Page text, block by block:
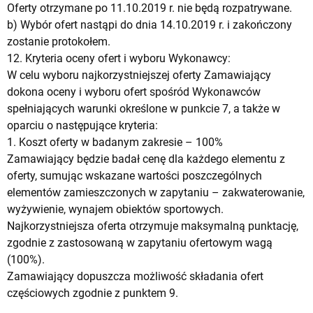
Oferty otrzymane po 11.10.2019 r. nie będą rozpatrywane.
b) Wybór ofert nastąpi do dnia 14.10.2019 r. i zakończony
zostanie protokołem.
12. Kryteria oceny ofert i wyboru Wykonawcy:
W celu wyboru najkorzystniejszej oferty Zamawiający
dokona oceny i wyboru ofert spośród Wykonawców
spełniających warunki określone w punkcie 7, a także w
oparciu o następujące kryteria:
1. Koszt oferty w badanym zakresie – 100%
Zamawiający będzie badał cenę dla każdego elementu z
oferty, sumując wskazane wartości poszczególnych
elementów zamieszczonych w zapytaniu – zakwaterowanie,
wyżywienie, wynajem obiektów sportowych.
Najkorzystniejsza oferta otrzymuje maksymalną punktację,
zgodnie z zastosowaną w zapytaniu ofertowym wagą
(100%).
Zamawiający dopuszcza możliwość składania ofert
częściowych zgodnie z punktem 9.